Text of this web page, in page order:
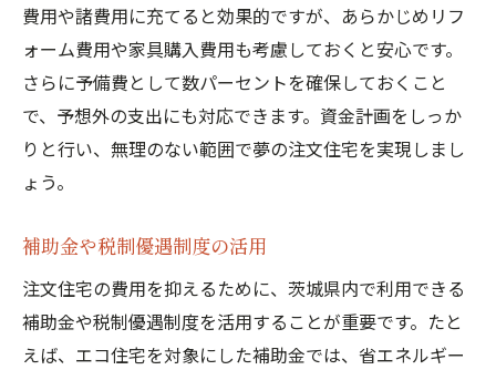
費用や諸費用に充てると効果的ですが、あらかじめリフ
ォーム費用や家具購入費用も考慮しておくと安心です。
さらに予備費として数パーセントを確保しておくこと
で、予想外の支出にも対応できます。資金計画をしっか
りと行い、無理のない範囲で夢の注文住宅を実現しまし
ょう。
補助金や税制優遇制度の活用
注文住宅の費用を抑えるために、茨城県内で利用できる
補助金や税制優遇制度を活用することが重要です。たと
えば、エコ住宅を対象にした補助金では、省エネルギー